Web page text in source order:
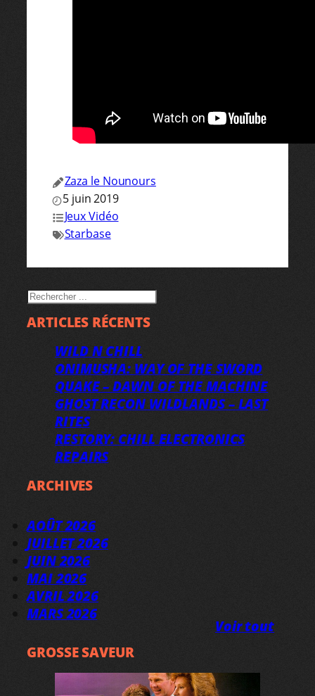
Zaza le Nounours
5 juin 2019
Jeux Vidéo
Starbase
RECHERCHER
ARTICLES RÉCENTS
WILD N CHILL
ONIMUSHA: WAY OF THE SWORD
QUAKE – DAWN OF THE MACHINE
GHOST RECON WILDLANDS – LAST
RITES
RESTORY: CHILL ELECTRONICS
REPAIRS
ARCHIVES
AOÛT 2026
JUILLET 2026
JUIN 2026
MAI 2026
AVRIL 2026
MARS 2026
Voir tout
GROSSE SAVEUR